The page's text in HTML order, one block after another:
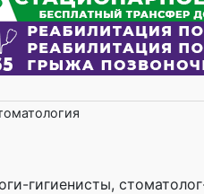
гигиенисты,